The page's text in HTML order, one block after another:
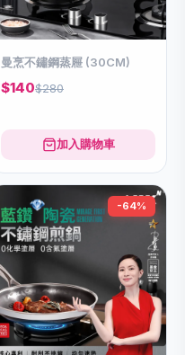
曼烹不鏽鋼蒸屜 (30CM)
$140$280
加入購物車
-64%